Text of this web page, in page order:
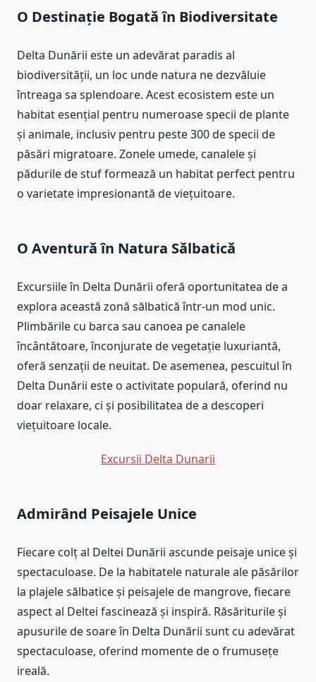
O Destinație Bogată în Biodiversitate
Delta Dunării este un adevărat paradis al
biodiversității, un loc unde natura ne dezvăluie
întreaga sa splendoare. Acest ecosistem este un
habitat esențial pentru numeroase specii de plante
și animale, inclusiv pentru peste 300 de specii de
păsări migratoare. Zonele umede, canalele și
pădurile de stuf formează un habitat perfect pentru
o varietate impresionantă de viețuitoare.
O Aventură în Natura Sălbatică
Excursiile în Delta Dunării oferă oportunitatea de a
explora această zonă sălbatică într-un mod unic.
Plimbările cu barca sau canoea pe canalele
încântătoare, înconjurate de vegetație luxuriantă,
oferă senzații de neuitat. De asemenea, pescuitul în
Delta Dunării este o activitate populară, oferind nu
doar relaxare, ci și posibilitatea de a descoperi
viețuitoare locale.
Excursii Delta Dunarii
Admirând Peisajele Unice
Fiecare colț al Deltei Dunării ascunde peisaje unice și
spectaculoase. De la habitatele naturale ale păsărilor
la plajele sălbatice și peisajele de mangrove, fiecare
aspect al Deltei fascinează și inspiră. Răsăriturile și
apusurile de soare în Delta Dunării sunt cu adevărat
spectaculoase, oferind momente de o frumusețe
ireală.